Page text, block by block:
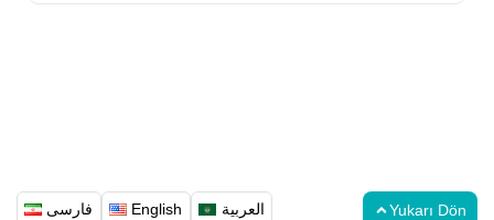
فارسی English العربية Yukarı Dön